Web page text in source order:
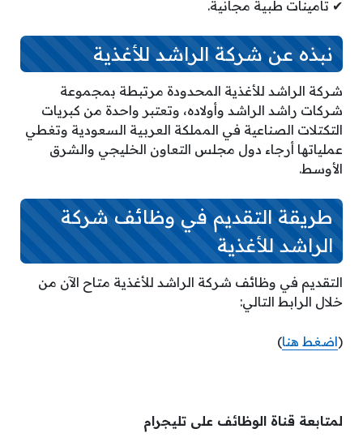
✔ تأمينات طبية مجانية.
نبذه عن شركة الراشد للأغذية
شركة الراشد للأغذية المحدودة مرتبطة بمجموعة
شركات راشد الراشد وأولاده، وتعتبر واحدة من كبريات
التكتلات الصناعية في المملكة العربية السعودية وتغطي
عملياتها أرجاء دول مجلس التعاون الخليجي والشرق
الأوسط.
طريقة التقديم في وظائف شركة
الراشد للأغذية
التقديم في وظائف شركة الراشد للأغذية متاح الآن من
خلال الرابط التالي:
(اضغط هنا)
لمتابعة قناة الوظائف على تليجرام